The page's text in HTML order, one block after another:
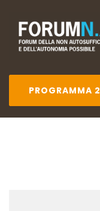
PROGRAMMA